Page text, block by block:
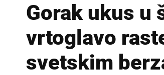
Gorak ukus u
vrtoglavo
svetskim